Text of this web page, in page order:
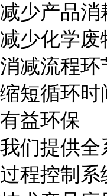
减少产品消
减少化学废
消减流程环
缩短循环时
有益环保
我们提供全
过程控制系